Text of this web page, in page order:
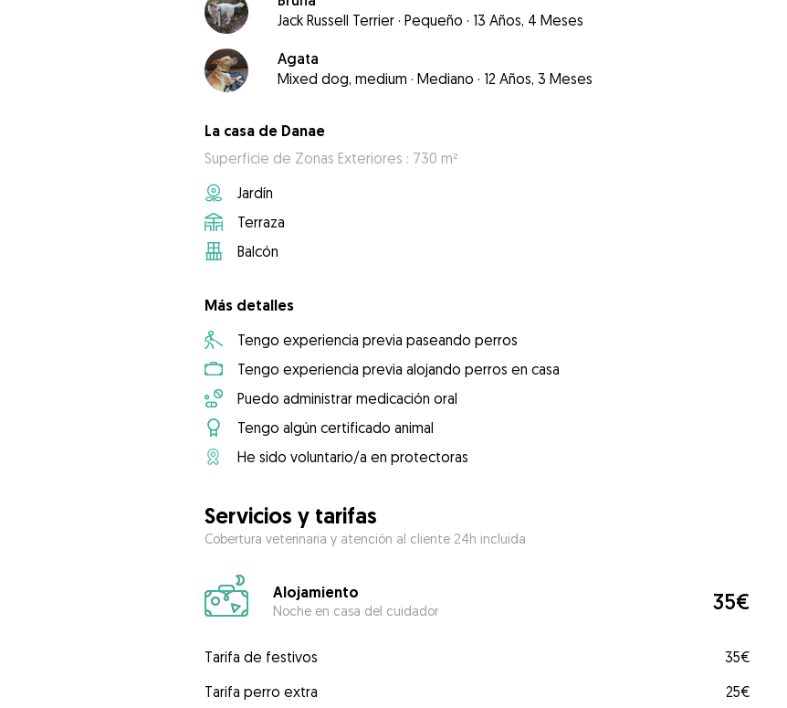
Jack Russell Terrier · Pequeño · 13 Años, 4 Meses
Agata
Mixed dog, medium · Mediano · 12 Años, 3 Meses
La casa de Danae
Superficie de Zonas Exteriores : 730 m²
Jardín
Terraza
Balcón
Más detalles
Tengo experiencia previa paseando perros
Tengo experiencia previa alojando perros en casa
Puedo administrar medicación oral
Tengo algún certificado animal
He sido voluntario/a en protectoras
Servicios y tarifas
Cobertura veterinaria y atención al cliente 24h incluida
Alojamiento
Noche en casa del cuidador 35€
Tarifa de festivos
35€
Tarifa perro extra
25€